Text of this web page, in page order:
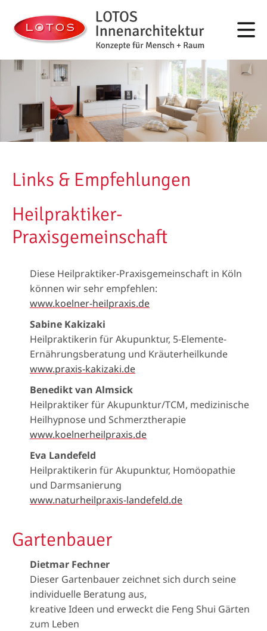
LOTOS Innenarchitektur
Konzepte für Mensch + Raum
Links & Empfehlungen
Heilpraktiker-
Praxisgemeinschaft
Diese Heilpraktiker-Praxisgemeinschaft in Köln
können wir sehr empfehlen:
www.koelner-heilpraxis.de
Sabine Kakizaki
Heilpraktikerin für Akupunktur, 5-Elemente-
Ernährungsberatung und Kräuterheilkunde
www.praxis-kakizaki.de
Benedikt van Almsick
Heilpraktiker für Akupunktur/TCM, medizinische
Heilhypnose und Schmerztherapie
www.koelnerheilpraxis.de
Eva Landefeld
Heilpraktikerin für Akupunktur, Homöopathie
und Darmsanierung
www.naturheilpraxis-landefeld.de
Gartenbauer
Dietmar Fechner
Dieser Gartenbauer zeichnet sich durch seine
individuelle Beratung aus,
kreative Ideen und erweckt die Feng Shui Gärten
zum Leben